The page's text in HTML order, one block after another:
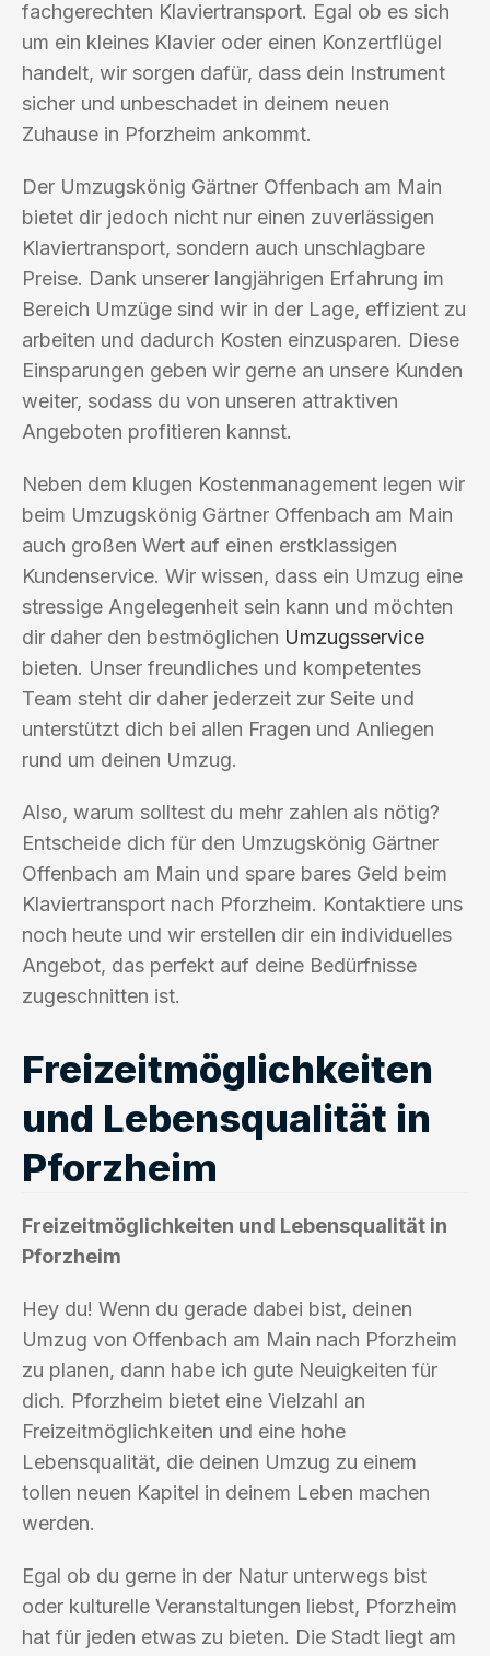
fachgerechten Klaviertransport. Egal ob es sich
um ein kleines Klavier oder einen Konzertflügel
handelt, wir sorgen dafür, dass dein Instrument
sicher und unbeschadet in deinem neuen
Zuhause in Pforzheim ankommt.
Der Umzugskönig Gärtner Offenbach am Main
bietet dir jedoch nicht nur einen zuverlässigen
Klaviertransport, sondern auch unschlagbare
Preise. Dank unserer langjährigen Erfahrung im
Bereich Umzüge sind wir in der Lage, effizient zu
arbeiten und dadurch Kosten einzusparen. Diese
Einsparungen geben wir gerne an unsere Kunden
weiter, sodass du von unseren attraktiven
Angeboten profitieren kannst.
Neben dem klugen Kostenmanagement legen wir
beim Umzugskönig Gärtner Offenbach am Main
auch großen Wert auf einen erstklassigen
Kundenservice. Wir wissen, dass ein Umzug eine
stressige Angelegenheit sein kann und möchten
dir daher den bestmöglichen Umzugsservice
bieten. Unser freundliches und kompetentes
Team steht dir daher jederzeit zur Seite und
unterstützt dich bei allen Fragen und Anliegen
rund um deinen Umzug.
Also, warum solltest du mehr zahlen als nötig?
Entscheide dich für den Umzugskönig Gärtner
Offenbach am Main und spare bares Geld beim
Klaviertransport nach Pforzheim. Kontaktiere uns
noch heute und wir erstellen dir ein individuelles
Angebot, das perfekt auf deine Bedürfnisse
zugeschnitten ist.
Freizeitmöglichkeiten
und Lebensqualität in
Pforzheim
Freizeitmöglichkeiten und Lebensqualität in
Pforzheim
Hey du! Wenn du gerade dabei bist, deinen
Umzug von Offenbach am Main nach Pforzheim
zu planen, dann habe ich gute Neuigkeiten für
dich. Pforzheim bietet eine Vielzahl an
Freizeitmöglichkeiten und eine hohe
Lebensqualität, die deinen Umzug zu einem
tollen neuen Kapitel in deinem Leben machen
werden.
Egal ob du gerne in der Natur unterwegs bist
oder kulturelle Veranstaltungen liebst, Pforzheim
hat für jeden etwas zu bieten. Die Stadt liegt am